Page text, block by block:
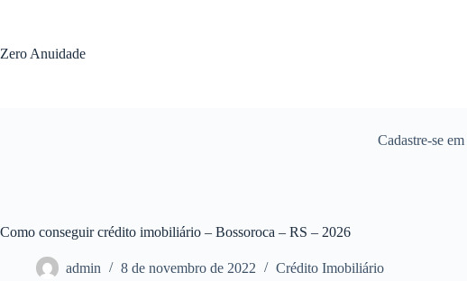
conteúdo
Zero Anuidade
Cadastre-se em
Como conseguir crédito imobiliário – Bossoroca – RS – 2026
admin 8 de novembro de 2022 Crédito Imobiliário